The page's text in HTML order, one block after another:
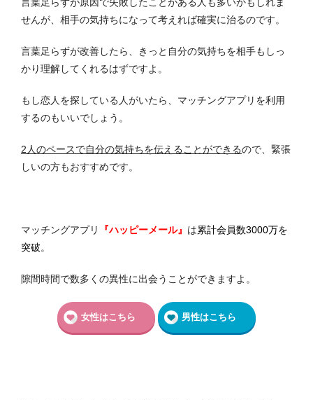
言葉足らずが原因で失敗したことがある人も多いかもしれま
せんが、相手の気持ちになって考えれば確実に治るのです。
言葉足らずが改善したら、きっと自分の気持ちを相手もしっ
かり理解してくれるはずですよ。
もし恋人を探している人がいたら、マッチングアプリを利用
するのもいいでしょう。
2人のペースで自分の気持ちを伝えることができるので、緊張
しいの方もおすすめです。
マッチングアプリ 『ハッピーメール』 は累計会員数3000万を
突破。
隙間時間で数多くの異性に出会うことができますよ。
女性はこちら 男性はこちら